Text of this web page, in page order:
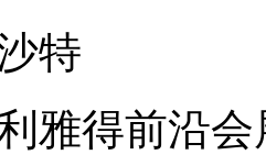
特
利雅得前沿